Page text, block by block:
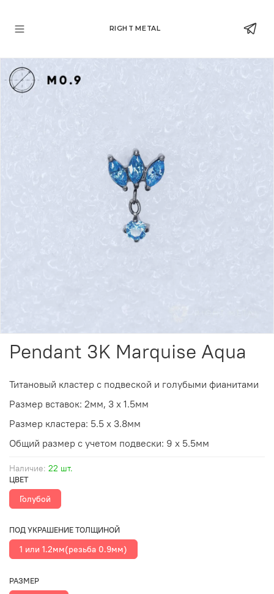
RIGHT METAL
Наличие: 22 шт.
Pendant 3K Marquise Aqua
ЦВЕТ
Голубой
ПОД УКРАШЕНИЕ ТОЛЩИНОЙ
1 или 1.2мм(резьба 0.9мм)
РАЗМЕР
Титановый кластер с подвеской и голубыми фианитами
Размер вставок: 2мм, 3 х 1.5мм
Размер кластера: 5.5 х 3.8мм
Общий размер с учетом подвески: 9 х 5.5мм